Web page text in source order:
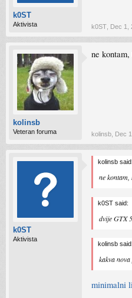
k0ST
Aktivista k0ST Dec 1,
kolinsb
Veteran foruma
ne
kolinsb Dec
k0ST
Aktivista
kolinsb said:
ne
k0ST said:
dvije GTX
kolinsb said:
kakva
minimalni